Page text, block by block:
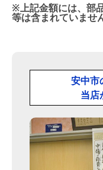
※上記金額には、部
等は含まれていません
安中市
当店